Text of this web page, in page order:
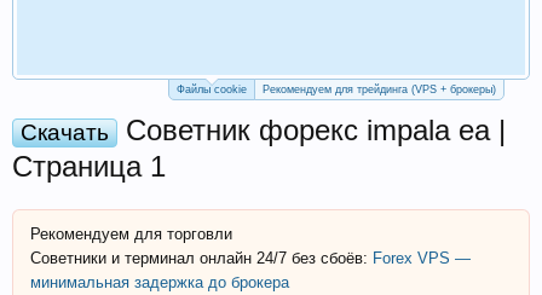
Файлы cookie Рекомендуем для трейдинга (VPS + брокеры)
Скачать
Cоветник форекс impala ea |
Страница 1
Рекомендуем для торговли
Советники и терминал онлайн 24/7 без сбоёв: Forex VPS —
минимальная задержка до брокера